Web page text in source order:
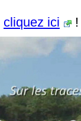
cliquez ici !